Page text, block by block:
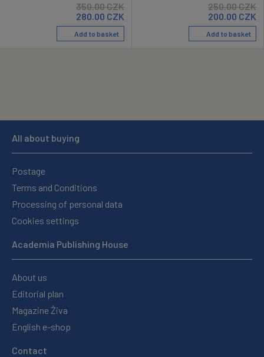
350.00CZK
280.00 CZK
Add to basket
250.00CZK
200.00 CZK
Add to basket
All about buying
Postage
Terms and Conditions
Processing of personal data
Cookies settings
Academia Publishing House
About us
Editorial plan
Magazine Živa
English e-shop
Contact